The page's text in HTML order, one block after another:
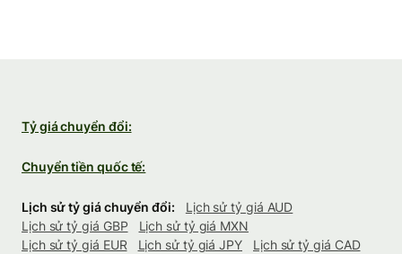
Tỷ giá chuyển đổi:
Chuyển tiền quốc tế:
Lịch sử tỷ giá chuyển đổi:
Lịch sử tỷ giá AUD
Lịch sử tỷ giá GBP
Lịch sử tỷ giá MXN
Lịch sử tỷ giá EUR
Lịch sử tỷ giá JPY
Lịch sử tỷ giá CAD